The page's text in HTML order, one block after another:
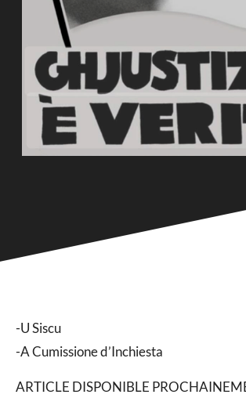
-U Siscu
-A Cumissione d’Inchiesta
ARTICLE DISPONIBLE